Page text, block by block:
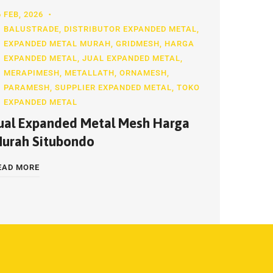
FEB, 2026
BALUSTRADE, DISTRIBUTOR EXPANDED METAL,
EXPANDED METAL MURAH, GRIDMESH, HARGA
EXPANDED METAL, JUAL EXPANDED METAL,
MERAPIMESH, METALLATH, ORNAMESH,
PARAMESH, SUPPLIER EXPANDED METAL, TOKO
EXPANDED METAL
Expanded Metal Mesh Harga
Situbondo
MORE